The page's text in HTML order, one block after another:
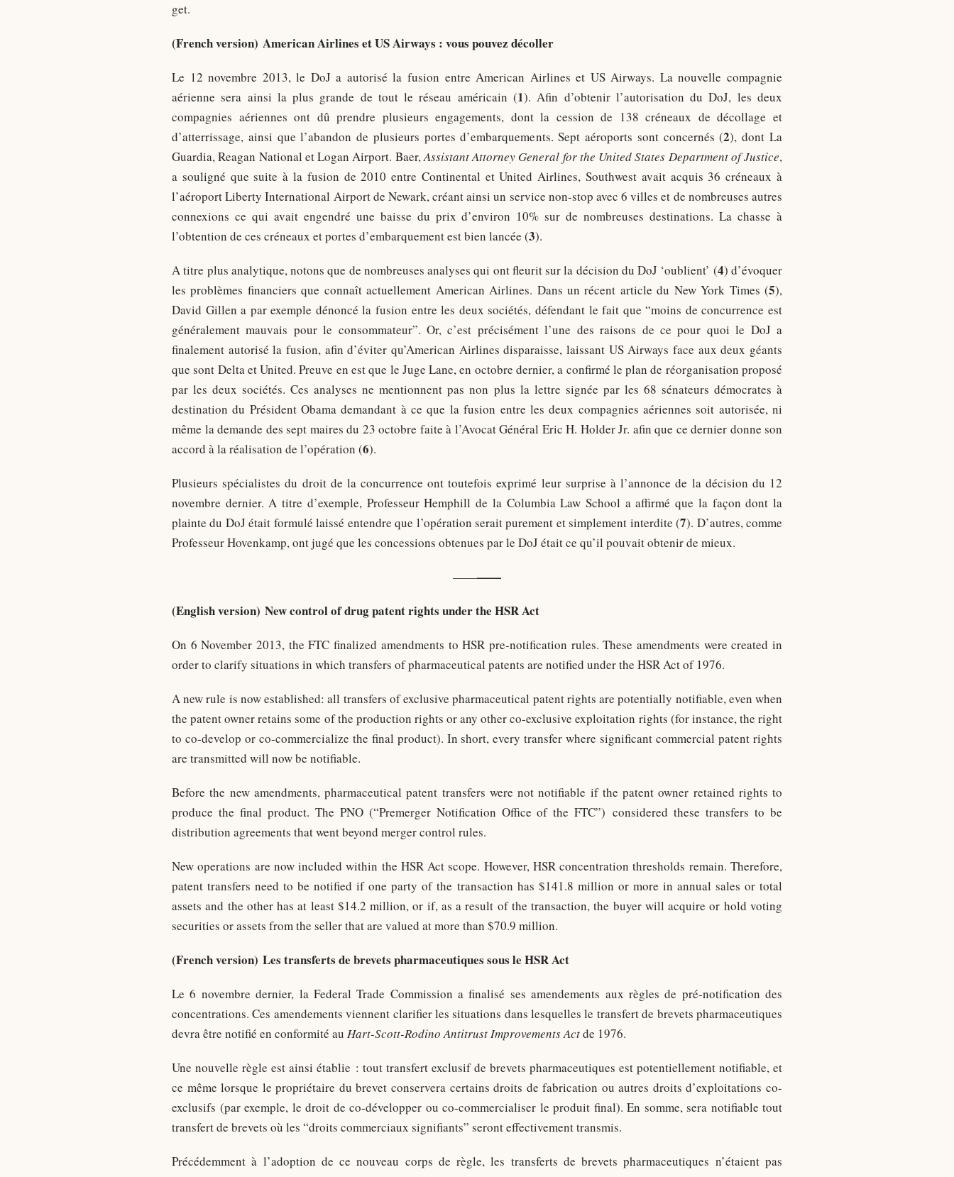
get.
(French version) American Airlines et US Airways : vous pouvez décoller
Le 12 novembre 2013, le DoJ a autorisé la fusion entre American Airlines et US Airways. La nouvelle compagnie
aérienne sera ainsi la plus grande de tout le réseau américain (1). Afin d’obtenir l’autorisation du DoJ, les deux
compagnies aériennes ont dû prendre plusieurs engagements, dont la cession de 138 créneaux de décollage et
d’atterrissage, ainsi que l’abandon de plusieurs portes d’embarquements. Sept aéroports sont concernés (2), dont La
Guardia, Reagan National et Logan Airport. Baer,Assistant Attorney General for the United States Department of Justice,
a souligné que suite à la fusion de 2010 entre Continental et United Airlines, Southwest avait acquis 36 créneaux à
l’aéroport Liberty International Airport de Newark, créant ainsi un service non-stop avec 6 villes et de nombreuses autres
connexions ce qui avait engendré une baisse du prix d’environ 10% sur de nombreuses destinations. La chasse à
l’obtention de ces créneaux et portes d’embarquement est bien lancée (3).
A titre plus analytique, notons que de nombreuses analyses qui ont fleurit sur la décision du DoJ ‘oublient’ (4) d’évoquer
les problèmes financiers que connaît actuellement American Airlines. Dans un récent article du New York Times (5),
David Gillen a par exemple dénoncé la fusion entre les deux sociétés, défendant le fait que “moins de concurrence est
généralement mauvais pour le consommateur”. Or, c’est précisément l’une des raisons de ce pour quoi le DoJ a
finalement autorisé la fusion, afin d’éviter qu’American Airlines disparaisse, laissant US Airways face aux deux géants
que sont Delta et United. Preuve en est que le Juge Lane, en octobre dernier, a confirmé le plan de réorganisation proposé
par les deux sociétés. Ces analyses ne mentionnent pas non plus la lettre signée par les 68 sénateurs démocrates à
destination du Président Obama demandant à ce que la fusion entre les deux compagnies aériennes soit autorisée, ni
même la demande des sept maires du 23 octobre faite à l’Avocat Général Eric H. Holder Jr. afin que ce dernier donne son
accord à la réalisation de l’opération (6).
Plusieurs spécialistes du droit de la concurrence ont toutefois exprimé leur surprise à l’annonce de la décision du 12
novembre dernier. A titre d’exemple, Professeur Hemphill de la Columbia Law School a affirmé que la façon dont la
plainte du DoJ était formulé laissé entendre que l’opération serait purement et simplement interdite (7). D’autres, comme
Professeur Hovenkamp, ont jugé que les concessions obtenues par le DoJ était ce qu’il pouvait obtenir de mieux.
————
(English version) New control of drug patent rights under the HSR Act
On 6 November 2013, the FTC finalized amendments to HSR pre-notification rules. These amendments were created in
order to clarify situations in which transfers of pharmaceutical patents are notified under the HSR Act of 1976.
A new rule is now established: all transfers of exclusive pharmaceutical patent rights are potentially notifiable, even when
the patent owner retains some of the production rights or any other co-exclusive exploitation rights (for instance, the right
to co-develop or co-commercialize the final product). In short, every transfer where significant commercial patent rights
are transmitted will now be notifiable.
Before the new amendments, pharmaceutical patent transfers were not notifiable if the patent owner retained rights to
produce the final product. The PNO (“Premerger Notification Office of the FTC”) considered these transfers to be
distribution agreements that went beyond merger control rules.
New operations are now included within the HSR Act scope. However, HSR concentration thresholds remain. Therefore,
patent transfers need to be notified if one party of the transaction has $141.8 million or more in annual sales or total
assets and the other has at least $14.2 million, or if, as a result of the transaction, the buyer will acquire or hold voting
securities or assets from the seller that are valued at more than $70.9 million.
(French version) Les transferts de brevets pharmaceutiques sous le HSR Act
Le 6 novembre dernier, la Federal Trade Commission a finalisé ses amendements aux règles de pré-notification des
concentrations. Ces amendements viennent clarifier les situations dans lesquelles le transfert de brevets pharmaceutiques
devra être notifié en conformité au Hart-Scott-Rodino Antitrust Improvements Actde 1976.
Une nouvelle règle est ainsi établie : tout transfert exclusif de brevets pharmaceutiques est potentiellement notifiable, et
ce même lorsque le propriétaire du brevet conservera certains droits de fabrication ou autres droits d’exploitations co-
exclusifs (par exemple, le droit de co-développer ou co-commercialiser le produit final). En somme, sera notifiable tout
transfert de brevets où les “droits commerciaux signifiants” seront effectivement transmis.
Précédemment à l’adoption de ce nouveau corps de règle, les transferts de brevets pharmaceutiques n’étaient pas